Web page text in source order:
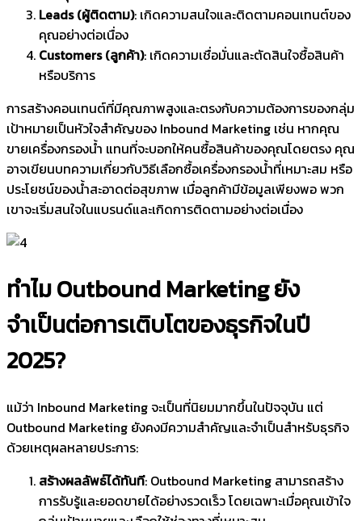
Leads (ผู้ติดตาม): เกิดความสนใจและติดตามคอนเทนต์ของ
คุณอย่างต่อเนื่อง
Customers (ลูกค้า): เกิดความเชื่อมั่นและตัดสินใจซื้อสินค้า
หรือบริการ
การสร้างคอนเทนต์ที่มีคุณภาพสูงและตรงกับความต้องการของกลุ่ม
เป้าหมายเป็นหัวใจสำคัญของ Inbound Marketing เช่น หากคุณ
ขายเครื่องกรองน้ำ แทนที่จะบอกให้คนซื้อสินค้าของคุณโดยตรง คุณ
อาจเขียนบทความเกี่ยวกับวิธีเลือกซื้อเครื่องกรองน้ำที่เหมาะสม หรือ
ประโยชน์ของน้ำสะอาดต่อสุขภาพ เมื่อลูกค้ามีข้อมูลเพียงพอ พวก
เขาจะเริ่มสนใจในแบรนด์และเกิดการติดตามอย่างต่อเนื่อง
ทำไม Outbound Marketing ยัง
จำเป็นต่อการเติบโตของธุรกิจในปี
2025?
แม้ว่า Inbound Marketing จะเป็นที่นิยมมากขึ้นในปัจจุบัน แต่
Outbound Marketing ยังคงมีความสำคัญและจำเป็นสำหรับธุรกิจ
ด้วยเหตุผลหลายประการ:
สร้างผลลัพธ์ได้ทันที: Outbound Marketing สามารถสร้าง
การรับรู้และยอดขายได้อย่างรวดเร็ว โดยเฉพาะเมื่อคุณเข้าใจ